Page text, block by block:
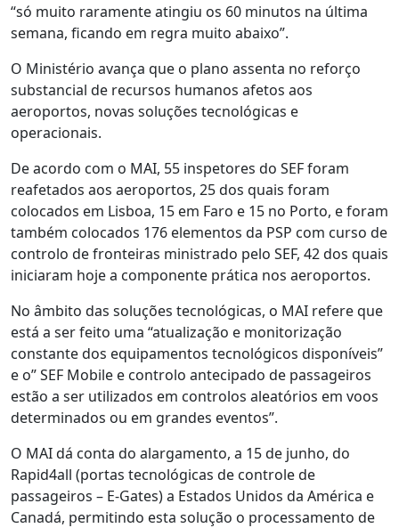
“só muito raramente atingiu os 60 minutos na última
semana, ficando em regra muito abaixo”.
O Ministério avança que o plano assenta no reforço
substancial de recursos humanos afetos aos
aeroportos, novas soluções tecnológicas e
operacionais.
De acordo com o MAI, 55 inspetores do SEF foram
reafetados aos aeroportos, 25 dos quais foram
colocados em Lisboa, 15 em Faro e 15 no Porto, e foram
também colocados 176 elementos da PSP com curso de
controlo de fronteiras ministrado pelo SEF, 42 dos quais
iniciaram hoje a componente prática nos aeroportos.
No âmbito das soluções tecnológicas, o MAI refere que
está a ser feito uma “atualização e monitorização
constante dos equipamentos tecnológicos disponíveis”
e o” SEF Mobile e controlo antecipado de passageiros
estão a ser utilizados em controlos aleatórios em voos
determinados ou em grandes eventos”.
O MAI dá conta do alargamento, a 15 de junho, do
Rapid4all (portas tecnológicas de controle de
passageiros – E-Gates) a Estados Unidos da América e
Canadá, permitindo esta solução o processamento de